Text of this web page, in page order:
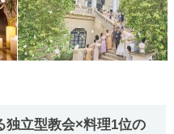
独立型教会×料理1位の